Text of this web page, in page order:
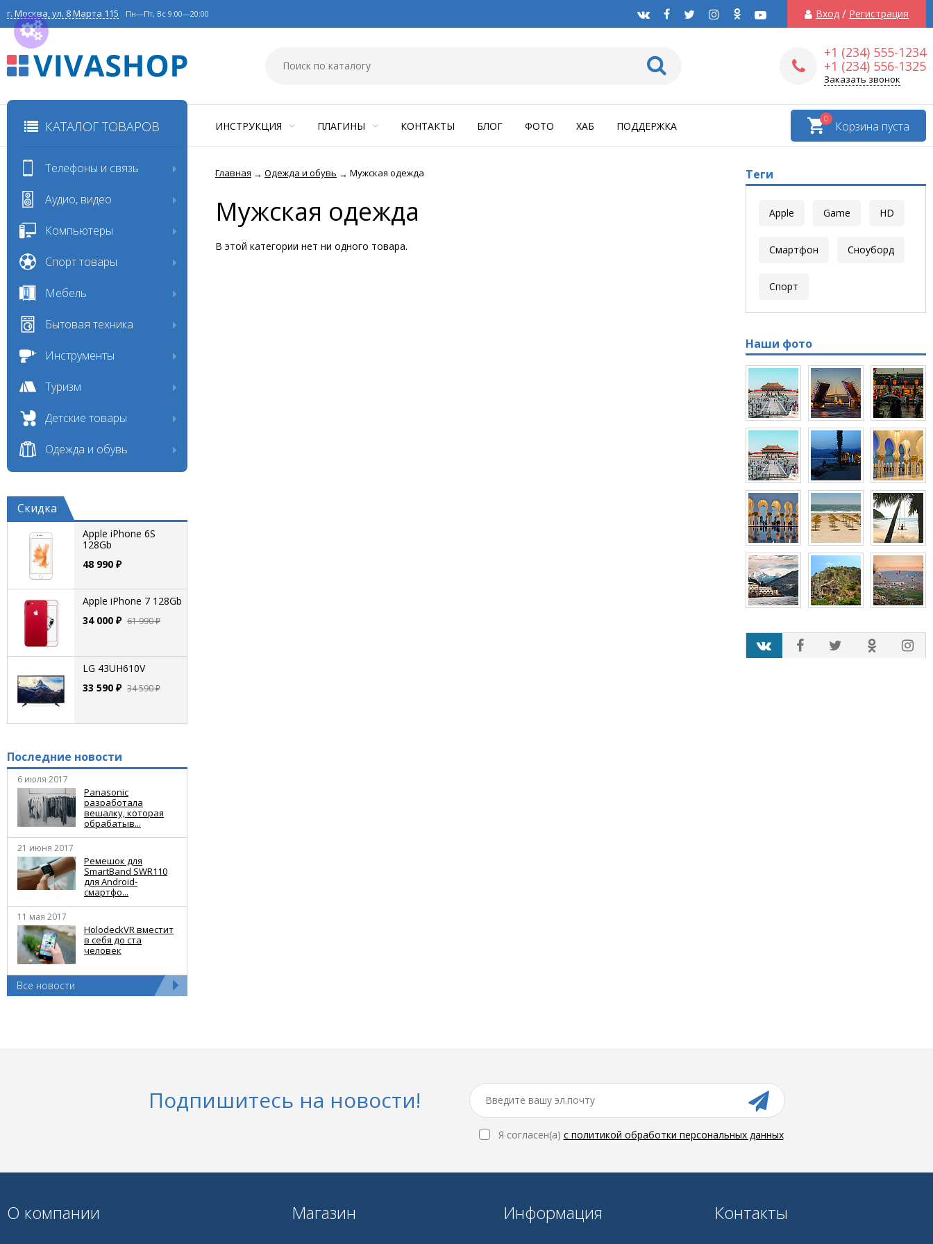
г. Москва, ул. 8 Марта 115 Пн—Пт, Вс 9:00—20:00 Вход / Регистрация
+1 (234) 555-1234
+1 (234) 556-1325
Заказать звонок
КАТАЛОГ ТОВАРОВ Корзина пуста
0
ИНСТРУКЦИЯ ПЛАГИНЫ КОНТАКТЫ БЛОГ ФОТО ХАБ ПОДДЕРЖКА
Главная → Одежда и обувь → Мужская одежда
Мужская одежда
В этой категории нет ни одного товара.
Телефоны и связь
Аудио, видео
Компьютеры
Спорт товары
Мебель
Бытовая техника
Инструменты
Туризм
Детские товары
Одежда и обувь
Скидка
Apple iPhone 6S
128Gb
48 990 ₽
Apple iPhone 7 128Gb
34 000 ₽ 61 990 ₽
LG 43UH610V
33 590 ₽ 34 590 ₽
Последние новости
6 июля 2017
Panasonic
разработала
вешалку, которая
обрабатыв...
21 июня 2017
Ремешок для
SmartBand SWR110
для Android-
смартфо...
11 мая 2017
HolodeckVR вместит
в себя до ста
человек
Все новости
Теги
Apple Game HD
Смартфон Сноуборд
Спорт
Наши фото
Подпишитесь на новости!
Я согласен(a) с политикой обработки персональных данных
О компании Магазин Информация Контакты